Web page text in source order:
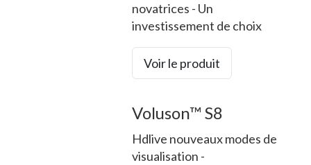
novatrices - Un
investissement de choix
Voir le produit
Voluson™ S8
Hdlive nouveaux modes de
visualisation -